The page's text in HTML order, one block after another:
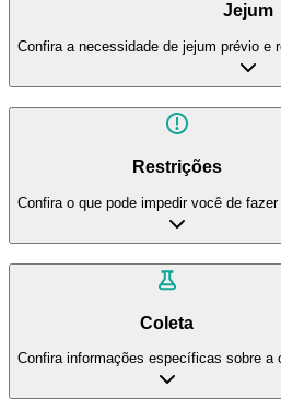
Jejum
Confira a necessidade de jejum prévio e
Restrições
Confira o que pode impedir você de
Coleta
Confira informações específicas sobre a